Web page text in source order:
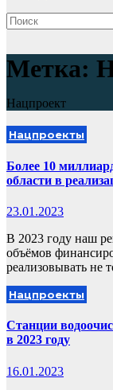
Метка:
Нацпроект
Нацпроекты
Более 10
области в
23.01.2023
В 2023 году наш
объёмов
реализовывать не
Нацпроекты
Станции
в 2023 году
16.01.2023